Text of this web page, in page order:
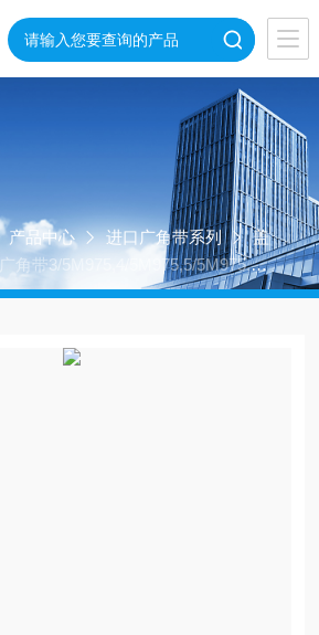
产品中心 进口广角带系列
盖
角带3/5M975,4/5M975,5/5M975,6/5